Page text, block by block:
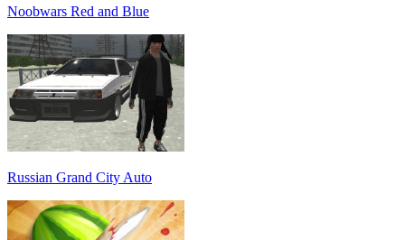
Noobwars Red and Blue
Russian Grand City Auto